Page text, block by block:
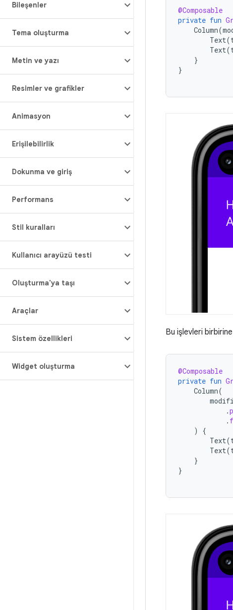
Bileşenler
Tema oluşturma
Metin ve yazı
Resimler ve grafikler
Animasyon
Erişilebilirlik
Dokunma ve giriş
Performans
Stil kuralları
Kullanıcı arayüzü testi
Oluşturma'ya taşı
Araçlar
Sistem özellikleri
Widget oluşturma
@Composable
private fun
Column(
Text(
Text(
}
}
Bu işlevleri
@Composable
private fun
Column(
.
.
)
{
Text(
Text(
}
}